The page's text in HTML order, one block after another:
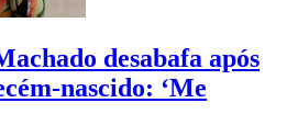
desabafa após
nascido: ‘Me